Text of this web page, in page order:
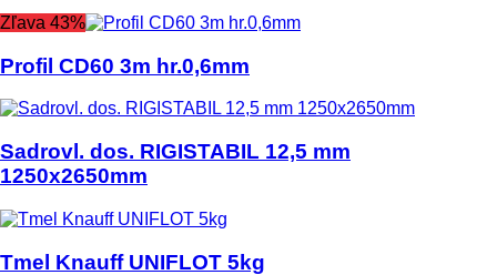
Zľava 43%
Profil CD60 3m hr.0,6mm
Sadrovl. dos. RIGISTABIL 12,5 mm
1250x2650mm
Tmel Knauff UNIFLOT 5kg